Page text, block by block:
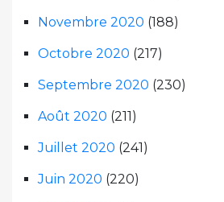
Novembre 2020 (188)
Octobre 2020 (217)
Septembre 2020 (230)
Août 2020 (211)
Juillet 2020 (241)
Juin 2020 (220)